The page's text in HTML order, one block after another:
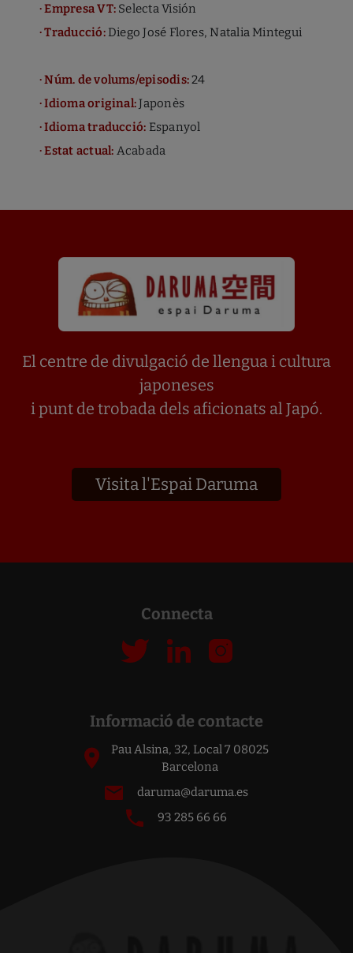
· Empresa VT: Selecta Visión
· Traducció: Diego José Flores, Natalia Mintegui
· Núm. de volums/episodis:24
· Idioma original:Japonès
· Idioma traducció: Espanyol
· Estat actual: Acabada
El centre de divulgació de llengua i cultura
japoneses
i punt de trobada dels aficionats al Japó.
Visita l'Espai Daruma
Connecta
Informació de contacte
Pau Alsina, 32, Local 7 08025
Barcelona
daruma@daruma.es
93 285 66 66